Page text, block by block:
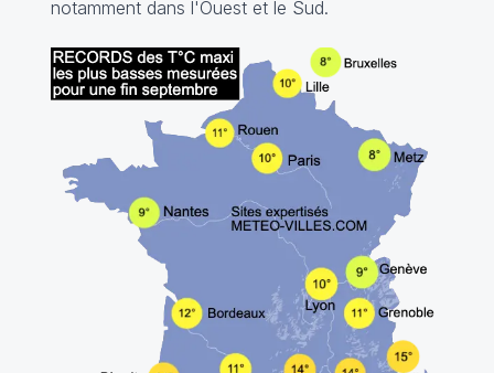
notamment dans l'Ouest et le Sud.